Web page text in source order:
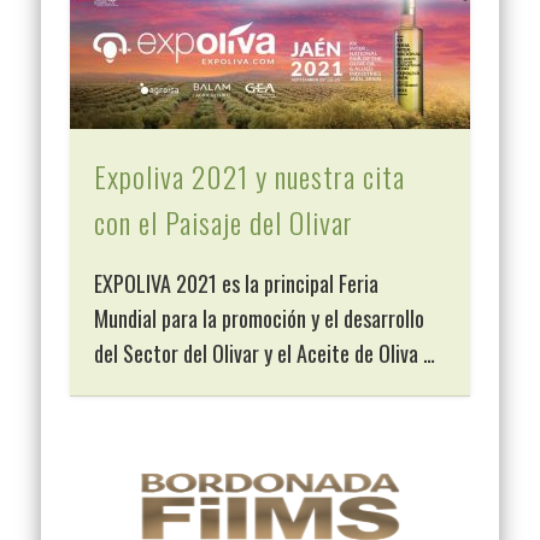
Expoliva 2021 y nuestra cita
con el Paisaje del Olivar
EXPOLIVA 2021 es la principal Feria
Mundial para la promoción y el desarrollo
del Sector del Olivar y el Aceite de Oliva …